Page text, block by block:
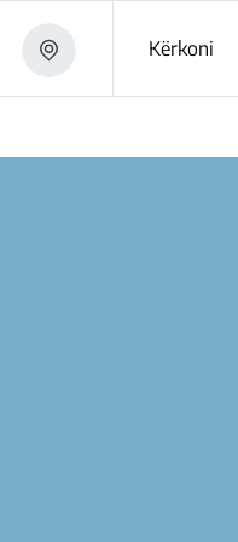
Kërkoni